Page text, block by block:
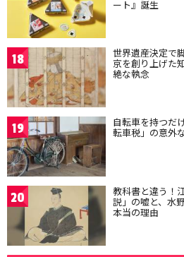
ート』誕生
18 世界遺産決定で
京を創り上げた
絶な執念
19 自転車を持つだ
転車税」の意外
20 教科書と違う！
説」の嘘と、水
本当の理由